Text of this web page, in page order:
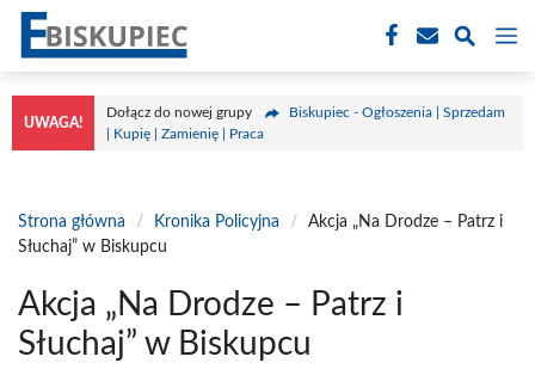
Przejdź
treści
UWAGA!
Dołącz do nowej grupy
Biskupiec - Ogłoszenia | Sprzedam
| Kupię | Zamienię | Praca
Strona główna / Kronika Policyjna /
Akcja „Na Drodze – Patrz i
Słuchaj” w Biskupcu
Akcja „Na Drodze – Patrz i
Słuchaj” w Biskupcu